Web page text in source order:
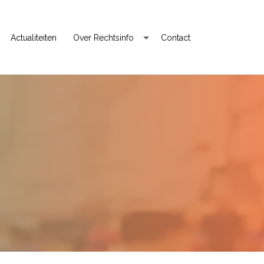
Actualiteiten Over Rechtsinfo Contact